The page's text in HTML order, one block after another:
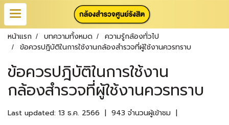
หน้าแรก บทความทั้งหมด
ความรู้กล้องทั่วไป
ข้อควรปฎิบัติในการใช้งานกล้องสำรวจที่ผู้ใช้งานควรทราบ
ข้อควรปฎิบัติในการใช้งาน
กล้องสำรวจที่ผู้ใช้งานควรทราบ
Last updated: 13 ธ.ค. 2566 | 943 จำนวนผู้เข้าชม |